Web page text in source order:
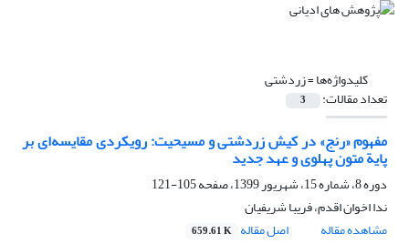
کلیدواژه‌ها =زردشتی
تعداد مقالات: 3
مفهوم «رنج» در کیش زردشتی و مسیحیت: رویکردی مقایسه‌ای بر
پایة متون پهلوی و عهد جدید
دوره 8، شماره 15، شهریور 1399، صفحه
105-121
ندا اخوان اقدم، فریبا شریفیان
مشاهده مقاله
اصل مقاله 659.61 K